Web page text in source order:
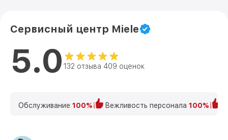
Сервисный центр Miele
5.0 132 отзыва 409 оценок
Обслуживание 100% Вежливость персонала 100%